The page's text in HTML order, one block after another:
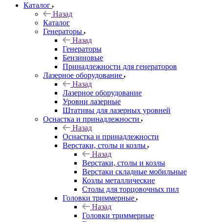
Каталог
Назад
Каталог
Генераторы
Назад
Генераторы
Бензиновые
Принадлежности для генераторов
Лазерное оборудование
Назад
Лазерное оборудование
Уровни лазерные
Штативы для лазерных уровней
Оснастка и принадлежности
Назад
Оснастка и принадлежности
Верстаки, столы и козлы
Назад
Верстаки, столы и козлы
Верстаки складные мобильные
Козлы металлические
Столы для торцовочных пил
Головки триммерные
Назад
Головки триммерные